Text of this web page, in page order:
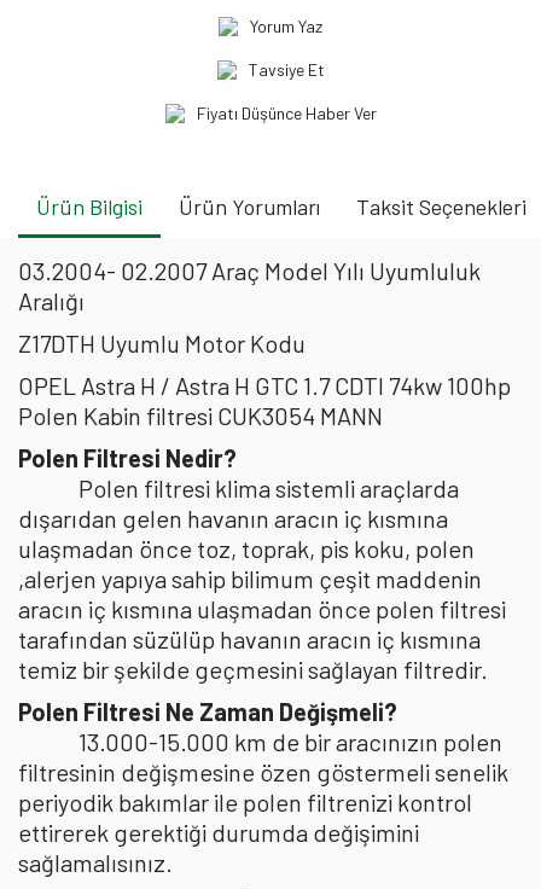
Yorum Yaz
Tavsiye Et
Fiyatı Düşünce Haber Ver
Ürün Bilgisi Ürün Yorumları Taksit Seçenekleri
03.2004- 02.2007 Araç Model Yılı Uyumluluk
Aralığı
Z17DTH Uyumlu Motor Kodu
OPEL Astra H / Astra H GTC 1.7 CDTI 74kw 100hp
Polen Kabin filtresi CUK3054 MANN
Polen Filtresi Nedir?
Polen filtresi klima sistemli araçlarda
dışarıdan gelen havanın aracın iç kısmına
ulaşmadan önce toz, toprak, pis koku, polen
,alerjen yapıya sahip bilimum çeşit maddenin
aracın iç kısmına ulaşmadan önce polen filtresi
tarafından süzülüp havanın aracın iç kısmına
temiz bir şekilde geçmesini sağlayan filtredir.
Polen Filtresi Ne Zaman Değişmeli?
13.000-15.000 km de bir aracınızın polen
filtresinin değişmesine özen göstermeli senelik
periyodik bakımlar ile polen filtrenizi kontrol
ettirerek gerektiği durumda değişimini
sağlamalısınız.